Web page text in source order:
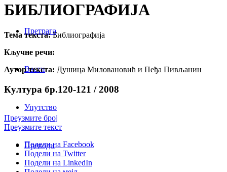
Претрага
Вести
Упутство
Преводи
БИБЛИОГРАФИЈА
Тема текста:Библиографија
Кључне речи:
Аутор текста: Душица Миловановић и Пеђа Пивљанин
Култура бр.120-121 / 2008
Преузмите број
Преузмите текст
Подели на Facebook
Подели на Twitter
Подели на LinkedIn